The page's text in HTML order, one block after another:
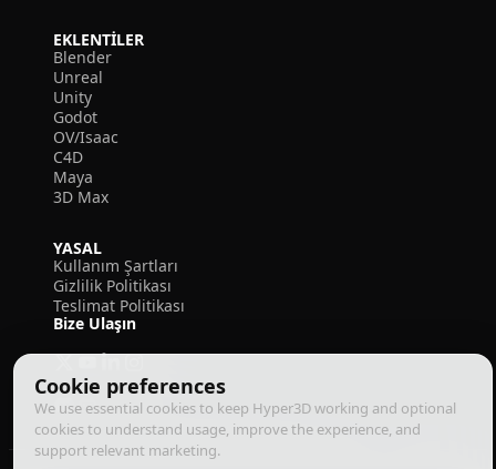
Cookie preferences
We use essential cookies to keep Hyper3D working and optional
cookies to understand usage, improve the experience, and
support relevant marketing.
EKLENTILER
Blender
Unreal
Unity
Godot
OV/Isaac
C4D
Maya
3D Max
YASAL
Kullanım Şartları
Gizlilik Politikası
Teslimat Politikası
Bize Ulaşın